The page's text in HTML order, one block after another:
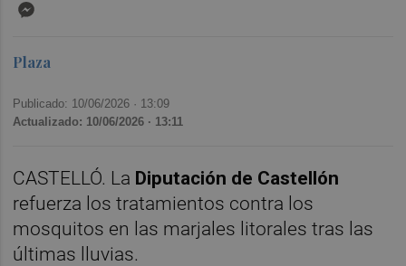
Plaza
Publicado: 10/06/2026 · 13:09
Actualizado: 10/06/2026 · 13:11
CASTELLÓ. La Diputación de Castellón
refuerza los tratamientos contra los
mosquitos en las marjales litorales tras las
últimas lluvias.